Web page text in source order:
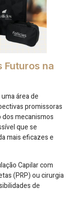
Futuros na
área de
promissoras
mecanismos
que se
mais eficazes e
Capilar com
(PRP) ou cirurgia
de